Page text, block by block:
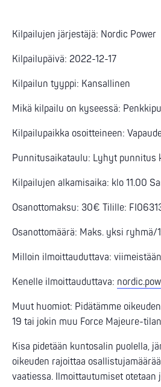
Kilpailujen järjestäjä: Nordic Power
Kilpailupäivä: 2022-12-17
Kilpailun tyyppi: Kansallinen
Mikä kilpailu on kyseessä:
Kilpailupaikka osoitteineen:
Punnitusaikataulu: Lyhyt punnitus
Kilpailujen alkamisaika: klo 11.00
Osanottomaksu: 30€ Tilille:
Osanottomäärä: Maks. yksi ryhmä/
Milloin ilmoittauduttava:
Kenelle ilmoittauduttava:
Muut huomiot: Pidätämme
19 tai jokin muu Force Majeure-
Kisa pidetään kuntosalin puolella,
oikeuden rajoittaa
vaatiessa. Ilmoittautumiset otetaan